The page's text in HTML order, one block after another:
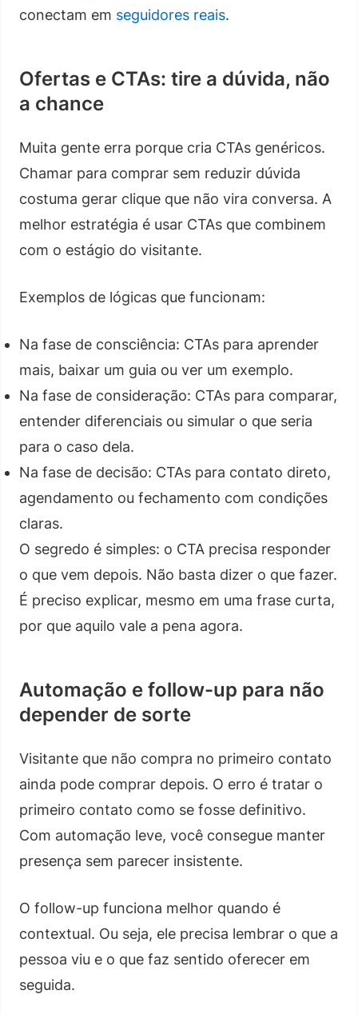
conectam em seguidores reais.
Ofertas e CTAs: tire a dúvida, não
a chance
Muita gente erra porque cria CTAs genéricos.
Chamar para comprar sem reduzir dúvida
costuma gerar clique que não vira conversa. A
melhor estratégia é usar CTAs que combinem
com o estágio do visitante.
Exemplos de lógicas que funcionam:
Na fase de consciência: CTAs para aprender
mais, baixar um guia ou ver um exemplo.
Na fase de consideração: CTAs para comparar,
entender diferenciais ou simular o que seria
para o caso dela.
Na fase de decisão: CTAs para contato direto,
agendamento ou fechamento com condições
claras.
O segredo é simples: o CTA precisa responder
o que vem depois. Não basta dizer o que fazer.
É preciso explicar, mesmo em uma frase curta,
por que aquilo vale a pena agora.
Automação e follow-up para não
depender de sorte
Visitante que não compra no primeiro contato
ainda pode comprar depois. O erro é tratar o
primeiro contato como se fosse definitivo.
Com automação leve, você consegue manter
presença sem parecer insistente.
O follow-up funciona melhor quando é
contextual. Ou seja, ele precisa lembrar o que a
pessoa viu e o que faz sentido oferecer em
seguida.